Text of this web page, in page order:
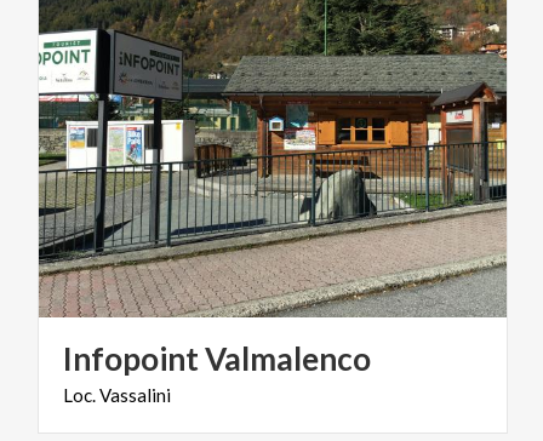
InfopointValmalenco
Loc.Vassalini